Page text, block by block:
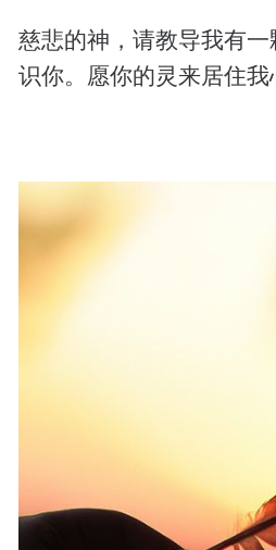
慈悲的神，请教导我有
识你。愿你的灵来居住我